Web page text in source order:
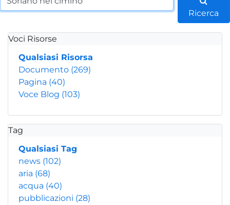
Ricerca
Voci Risorse
Qualsiasi Risorsa
Documento (269)
Pagina (40)
Voce Blog (103)
Tag
Qualsiasi Tag
news (102)
aria (68)
acqua (40)
pubblicazioni (28)